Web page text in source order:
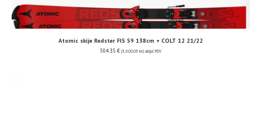
Atomic skije Redster FIS S9 138cm + COLT 12 21/22
504.35 € (3,800.03 kn) uključ. PDV